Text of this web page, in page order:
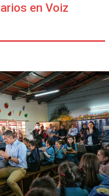
en Voiz